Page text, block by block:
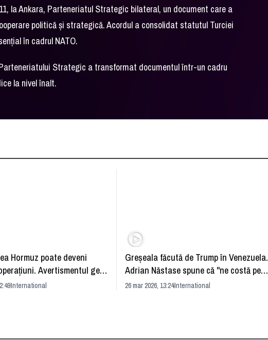
la Ankara, Parteneriatul Strategic bilateral, un document care a
politică și strategică. Acordul a consolidat statutul Turciei
în cadrul NATO.
Strategic a transformat documentul într-un cadru
la nivel înalt.
Hormuz poate deveni
Avertismentul gen
Barbu
International
Greşeala făcută de Trump în Venezuela.
Adrian Năstase spune că "ne costă pe
toţi"
26 mar 2026, 13:24International